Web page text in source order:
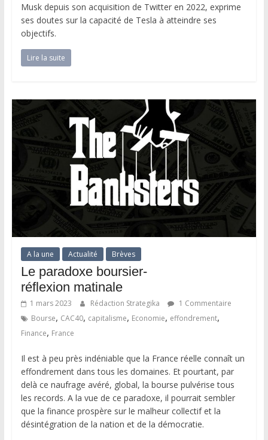
Musk depuis son acquisition de Twitter en 2022, exprime
ses doutes sur la capacité de Tesla à atteindre ses
objectifs.
Lire la suite
A la une Actualité Brèves
Le paradoxe boursier-
réflexion matinale
1 mars 2023 Rédaction Strategika
1 Commentaire
Bourse, CAC40, capitalisme, Economie, effondrement,
Finance, France
Il est à peu près indéniable que la France réelle connaît un
effondrement dans tous les domaines. Et pourtant, par
delà ce naufrage avéré, global, la bourse pulvérise tous
les records. A la vue de ce paradoxe, il pourrait sembler
que la finance prospère sur le malheur collectif et la
désintégration de la nation et de la démocratie.